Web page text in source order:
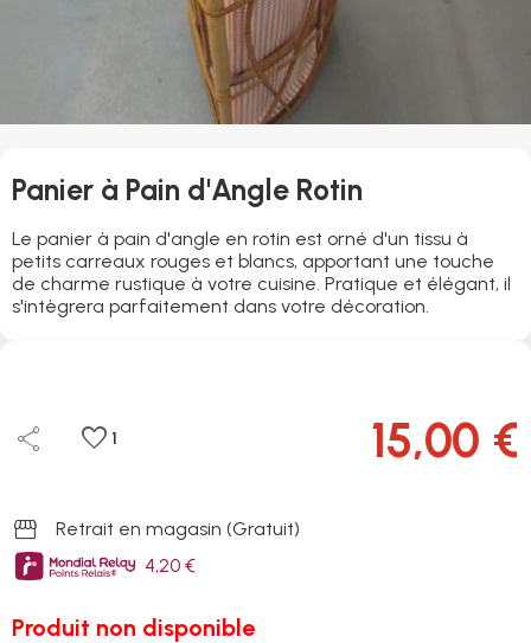
Panier à Pain d'Angle Rotin
Le panier à pain d'angle en rotin est orné d'un tissu à
petits carreaux rouges et blancs, apportant une touche
de charme rustique à votre cuisine. Pratique et élégant, il
s'intègrera parfaitement dans votre décoration.
share favorite 1 15,00 €
storefront
Retrait en magasin (Gratuit)
4,20 €
Produit non disponible